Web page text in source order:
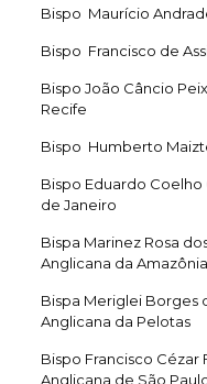
Bispo Maurício
Bispo Francisco de
Bispo João Câncio
Recife
Bispo Humberto
Bispo Eduardo Coelho
de Janeiro
Bispa Marinez Rosa
Anglicana da Amazônia
Bispa Meriglei Borges
Anglicana da Pelotas
Bispo Francisco Cézar
Anglicana de São